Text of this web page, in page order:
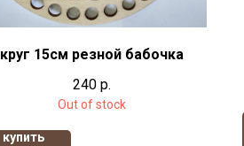
круг 15см резной бабочка
240 р.
Out of stock
купить